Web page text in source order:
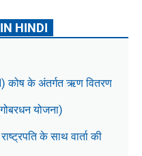
HINDI
कोष के अंतर्गत ऋण वितरण
योजना)
के साथ वार्ता की